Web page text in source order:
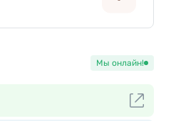
Мы онлайн!